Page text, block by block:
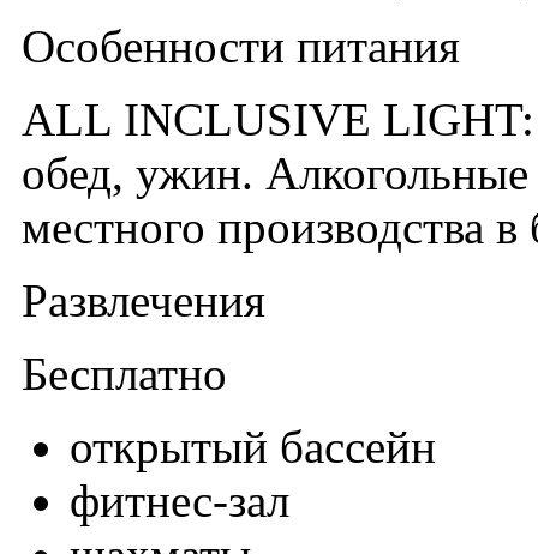
Особенности питания
ALL INCLUSIVE LIGHT:
обед, ужин. Алкогольные
местного производства
Развлечения
Бесплатно
открытый бассейн
фитнес-зал